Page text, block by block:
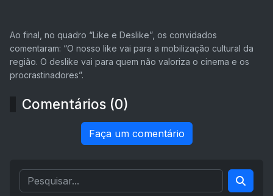
Ao final, no quadro “Like e Deslike”, os convidados
comentaram: “O nosso like vai para a mobilização cultural da
região. O deslike vai para quem não valoriza o cinema e os
procrastinadores”.
Comentários (0)
Faça um comentário